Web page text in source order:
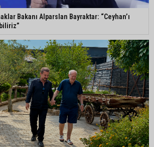
Yedigöze’deki göçüğün nedeni belli oldu
Kozan’da turunçgil zararlısına karşı biyolojik
mücadele
Yedigöze İçme Suyu Projesi çalışmalarında
göçük: 1 işçi hayatını kaybetti
Bakanı Alparslan Bayraktar: “Ceyhan’ı